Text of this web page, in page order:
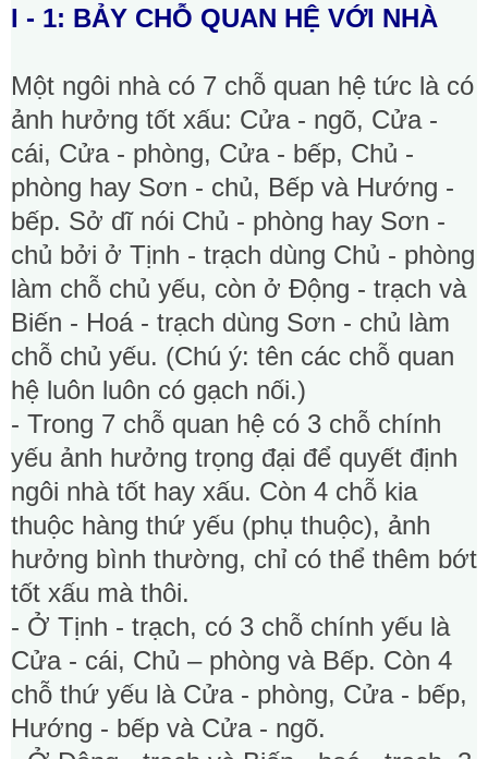
I - 1: BẢY CHỖ QUAN HỆ VỚI NHÀ
Một ngôi nhà có 7 chỗ quan hệ tức là có
ảnh hưởng tốt xấu: Cửa - ngõ, Cửa -
cái, Cửa - phòng, Cửa - bếp, Chủ -
phòng hay Sơn - chủ, Bếp và Hướng -
bếp. Sở dĩ nói Chủ - phòng hay Sơn -
chủ bởi ở Tịnh - trạch dùng Chủ - phòng
làm chỗ chủ yếu, còn ở Động - trạch và
Biến - Hoá - trạch dùng Sơn - chủ làm
chỗ chủ yếu. (Chú ý: tên các chỗ quan
hệ luôn luôn có gạch nối.)
- Trong 7 chỗ quan hệ có 3 chỗ chính
yếu ảnh hưởng trọng đại để quyết định
ngôi nhà tốt hay xấu. Còn 4 chỗ kia
thuộc hàng thứ yếu (phụ thuộc), ảnh
hưởng bình thường, chỉ có thể thêm bớt
tốt xấu mà thôi.
- Ở Tịnh - trạch, có 3 chỗ chính yếu là
Cửa - cái, Chủ – phòng và Bếp. Còn 4
chỗ thứ yếu là Cửa - phòng, Cửa - bếp,
Hướng - bếp và Cửa - ngõ.